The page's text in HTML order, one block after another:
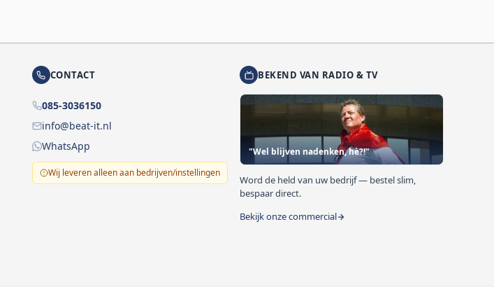
CONTACT
085-3036150
info@beat-it.nl
WhatsApp
Wij leveren alleen aan bedrijven/instellingen
BEKEND VAN RADIO & TV
"Wel blijven nadenken, hè?!"
Word de held van uw bedrijf — bestel slim,
bespaar direct.
Bekijk onze commercial